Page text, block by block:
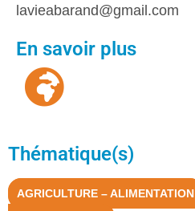
lavieabarand@gmail.com
En savoir plus
Thématique(s)
AGRICULTURE – ALIMENTATION